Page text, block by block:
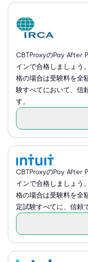
CBTProxyのPay After
インで合格しましょう
格の場合は受験料を全
験すべてにおいて、信
す。
CBTProxyのPay After
インで合格しましょう
格の場合は受験料を全
定試験すべてに、信頼